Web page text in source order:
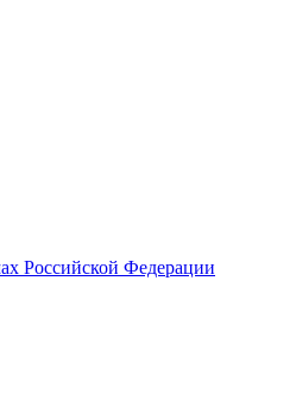
Российской Федерации